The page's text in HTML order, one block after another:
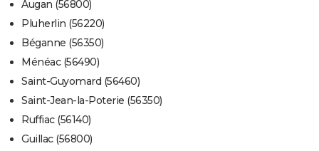
Augan (56800)
Pluherlin (56220)
Béganne (56350)
Ménéac (56490)
Saint-Guyomard (56460)
Saint-Jean-la-Poterie (56350)
Ruffiac (56140)
Guillac (56800)